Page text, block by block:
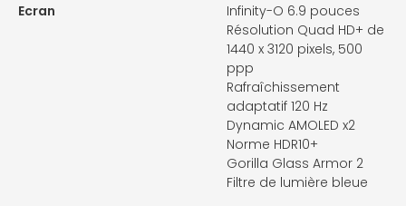
Ecran
Infinity-O 6.9 pouces
Résolution Quad HD+ de
1440 x 3120 pixels, 500
ppp
Rafraîchissement
adaptatif 120 Hz
Dynamic AMOLED x2
Norme HDR10+
Gorilla Glass Armor 2
Filtre de lumière bleue